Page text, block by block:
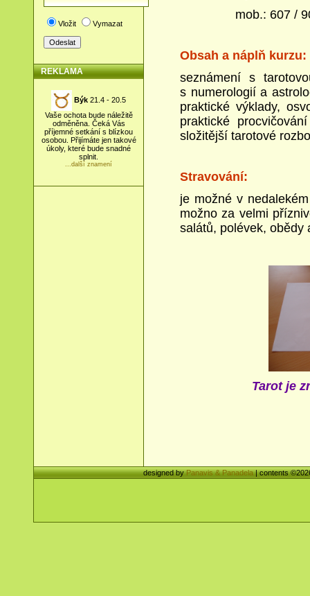
Vložit Vymazat
REKLAMA
Býk 21.4 - 20.5
Vaše ochota bude náležitě
odměněna. Čeká Vás
příjemné setkání s blízkou
osobou. Přijímáte jen takové
úkoly, které bude snadné
splnit.
...další znamení
mob.: 607 /
Obsah a náplň kurzu:
seznámení s
s numerologií a
praktické výklady,
praktické
složitější tarotové
Stravování:
je možné v
možno za velmi
salátů, polévek, obědy
Tarot je
designed byPanavis & Panadela| contents